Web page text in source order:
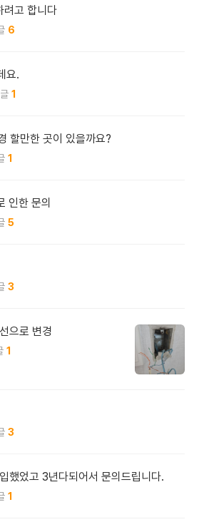
려고 합니다
6
요.
1
할만한 곳이 있을까요?
1
인한 문의
5
3
으로 변경
1
3
했었고 3년다되어서 문의드립니다.
1